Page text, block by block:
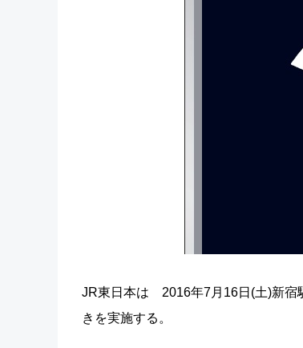
JR東日本は 2016年7月16日(土)新宿
きを実施する。